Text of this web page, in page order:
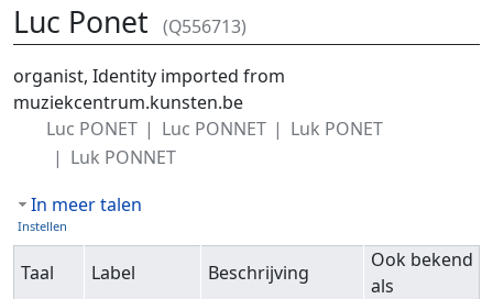
Luc Ponet (Q556713)
Ga naar:navigatie ,zoeken
organist, Identity imported from
muziekcentrum.kunsten.be
Luc PONET
Luc PONNET
Luk PONET
Luk PONNET
In meer talen
Instellen
Taal Label Beschrijving
Ook bekend
als